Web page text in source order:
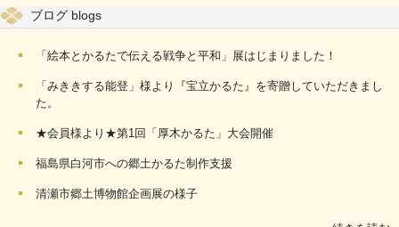
ブログ blogs
「絵本とかるたで伝える戦争と平和」展はじまりました！
「みききする能登」様より『宝立かるた』を寄贈していただきまし
た。
★会員様より★第1回「厚木かるた」大会開催
福島県白河市への郷土かるた制作支援
清瀬市郷土博物館企画展の様子